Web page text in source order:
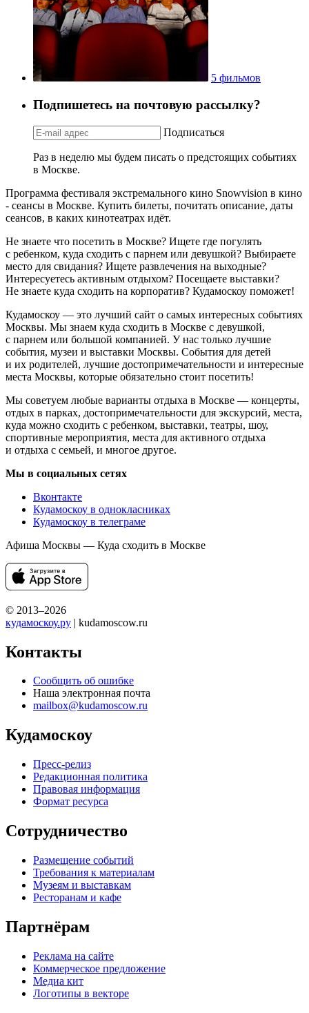
5 фильмов
Подпишетесь на почтовую рассылку?
Подписаться
Раз в неделю мы будем писать о предстоящих событиях
в Москве.
Программа фестиваля экстремального кино Snowvision в кино
- сеансы в Москве. Купить билеты, почитать описание, даты
сеансов, в каких кинотеатрах идёт.
Не знаете что посетить в Москве? Ищете где погулять
с ребенком, куда сходить с парнем или девушкой? Выбираете
место для свидания? Ищете развлечения на выходные?
Интересуетесь активным отдыхом? Посещаете выставки?
Не знаете куда сходить на корпоратив? Кудамоскоу поможет!
Кудамоскоу — это лучший сайт о самых интересных событиях
Москвы. Мы знаем куда сходить в Москве с девушкой,
с парнем или большой компанией. У нас только лучшие
события, музеи и выставки Москвы. События для детей
и их родителей, лучшие достопримечательности и интересные
места Москвы, которые обязательно стоит посетить!
Мы советуем любые варианты отдыха в Москве — концерты,
отдых в парках, достопримечательности для экскурсий, места,
куда можно сходить с ребенком, выставки, театры, шоу,
спортивные мероприятия, места для активного отдыха
и отдыха с семьей, и многое другое.
Мы в социальных сетях
Вконтакте
Кудамоскоу в однокласниках
Кудамоскоу в телеграме
Афиша Москвы — Куда сходить в Москве
© 2013–2026
кудамоскоу.ру | kudamoscow.ru
Контакты
Сообщить об ошибке
Наша электронная почта
mailbox@kudamoscow.ru
Кудамоскоу
Пресс-релиз
Редакционная политика
Правовая информация
Формат ресурса
Сотрудничество
Размещение событий
Требования к материалам
Музеям и выставкам
Ресторанам и кафе
Партнёрам
Реклама на сайте
Коммерческое предложение
Медиа кит
Логотипы в векторе